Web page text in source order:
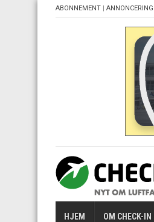
ABONNEMENT | ANNONCERING
HJEM OM CHECK-IN